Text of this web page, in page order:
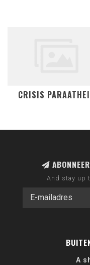
CRISIS
And stay up
A